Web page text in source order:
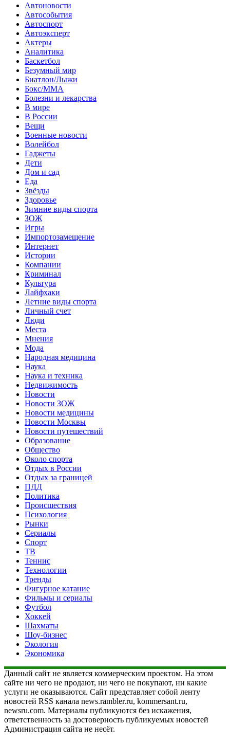
Автоновости
Автособытия
Автоспорт
Автоэксперт
Актеры
Аналитика
Баскетбол
Безумный мир
Биатлон/Лыжи
Бокс/MMA
Болезни и лекарства
В мире
В России
Вещи
Военные новости
Волейбол
Гаджеты
Дети
Дом и сад
Еда
Звёзды
Здоровье
Зимние виды спорта
ЗОЖ
Игры
Импортозамещение
Интернет
Истории
Компании
Криминал
Культура
Лайфхаки
Летние виды спорта
Личный счет
Люди
Места
Мнения
Мода
Народная медицина
Наука
Наука и техника
Недвижимость
Новости
Новости ЗОЖ
Новости медицины
Новости Москвы
Новости путешествий
Образование
Общество
Около спорта
Отдых в России
Отдых за границей
ПДД
Политика
Происшествия
Психология
Рынки
Сериалы
Спорт
ТВ
Теннис
Технологии
Тренды
Фигурное катание
Фильмы и сериалы
Футбол
Хоккей
Шахматы
Шоу-бизнес
Экология
Экономика
Данный сайт не является коммерческим проектом. На этом
сайте ни чего не продают, ни чего не покупают, ни какие
услуги не оказываются. Сайт представляет собой ленту
новостей RSS канала news.rambler.ru, kommersant.ru,
newsru.com. Материалы публикуются без искажения,
ответственность за достоверность публикуемых новостей
Администрация сайта не несёт.